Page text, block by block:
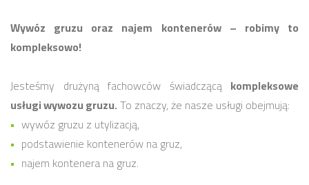
Wywóz gruzu oraz najem kontenerów – robimy to
kompleksowo!
Jesteśmy drużyną fachowców świadczącą kompleksowe
usługi wywozu gruzu.To znaczy, że nasze usługi obejmują:
wywóz gruzu z utylizacją,
podstawienie kontenerów na gruz,
najem kontenera na gruz.